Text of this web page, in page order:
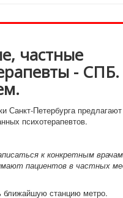
консультации
по направлениям
учреждениях
частные
-
Санкт-Петербурга
психотерапевтов.
к конкретным
пациентов в частных
ближайшую станцию метро.